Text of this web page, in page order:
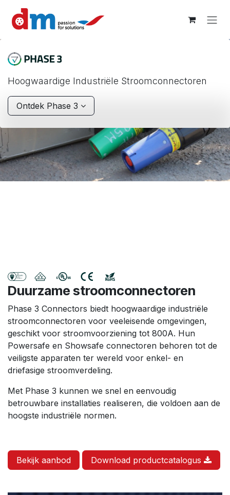
Overslaan naar inhoud
Hoogwaardige Industriële Stroomconnectoren
Ontdek Phase 3
Duurzame stroomconnectoren
Phase 3 Connectors biedt hoogwaardige industriële
stroomconnectoren voor veeleisende omgevingen,
geschikt voor stroomvoorziening tot 800A. Hun
Powersafe en Showsafe connectoren behoren tot de
veiligste apparaten ter wereld voor enkel- en
driefasige stroomverdeling.
Met Phase 3 kunnen we snel en eenvoudig
betrouwbare installaties realiseren, die voldoen aan de
hoogste industriële normen.
Bekijk aanbod Download productcatalogus